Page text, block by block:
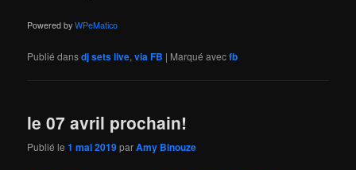
Powered byWPeMatico
Publié dansdj sets live,via FB | Marqué avecfb
le 07 avril prochain!
Publié le1 mai 2019parAmy Binouze